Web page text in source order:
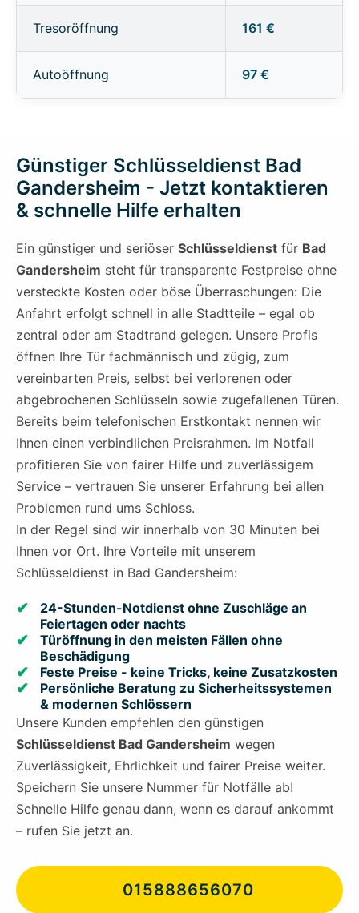
Tresoröffnung 161 €
Autoöffnung 97 €
Günstiger Schlüsseldienst Bad
Gandersheim - Jetzt kontaktieren
& schnelle Hilfe erhalten
Ein günstiger und seriöser Schlüsseldienst für Bad
Gandersheim steht für transparente Festpreise ohne
versteckte Kosten oder böse Überraschungen: Die
Anfahrt erfolgt schnell in alle Stadtteile – egal ob
zentral oder am Stadtrand gelegen. Unsere Profis
öffnen Ihre Tür fachmännisch und zügig, zum
vereinbarten Preis, selbst bei verlorenen oder
abgebrochenen Schlüsseln sowie zugefallenen Türen.
Bereits beim telefonischen Erstkontakt nennen wir
Ihnen einen verbindlichen Preisrahmen. Im Notfall
profitieren Sie von fairer Hilfe und zuverlässigem
Service – vertrauen Sie unserer Erfahrung bei allen
Problemen rund ums Schloss.
In der Regel sind wir innerhalb von 30 Minuten bei
Ihnen vor Ort. Ihre Vorteile mit unserem
Schlüsseldienst in Bad Gandersheim:
24-Stunden-Notdienst ohne Zuschläge an
Feiertagen oder nachts
Türöffnung in den meisten Fällen ohne
Beschädigung
Feste Preise - keine Tricks, keine Zusatzkosten
Persönliche Beratung zu Sicherheitssystemen
& modernen Schlössern
Unsere Kunden empfehlen den günstigen
Schlüsseldienst Bad Gandersheim wegen
Zuverlässigkeit, Ehrlichkeit und fairer Preise weiter.
Speichern Sie unsere Nummer für Notfälle ab!
Schnelle Hilfe genau dann, wenn es darauf ankommt
– rufen Sie jetzt an.
015888656070